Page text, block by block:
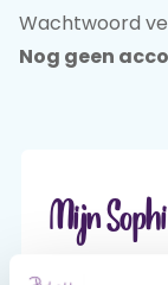
Praat mee
Wachtwoord
Nog geen
Mijn Sophi
Mijn Sophi